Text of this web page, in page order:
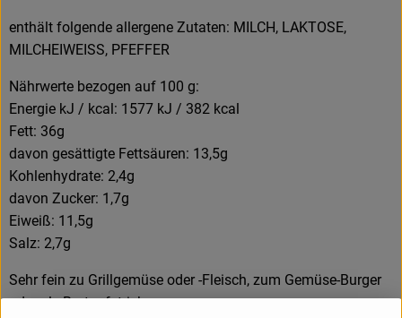
enthält folgende allergene Zutaten: MILCH, LAKTOSE,
MILCHEIWEISS, PFEFFER
Nährwerte bezogen auf 100 g:
Energie kJ / kcal: 1577 kJ / 382 kcal
Fett: 36g
davon gesättigte Fettsäuren: 13,5g
Kohlenhydrate: 2,4g
davon Zucker: 1,7g
Eiweiß: 11,5g
Salz: 2,7g
Sehr fein zu Grillgemüse oder -Fleisch, zum Gemüse-Burger
oder als Brotaufstrich.